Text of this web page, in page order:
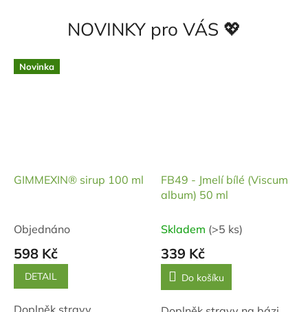
Ganoderma lucidum),
obsahem účinné...
NOVINKY pro VÁS 💖
Novinka
GIMMEXIN® sirup 100 ml
Objednáno
598 Kč
DETAIL
Doplněk stravy
FB49 - Jmelí bílé (Viscum
album) 50 ml
Skladem (>5 ks)
339 Kč
Do košíku